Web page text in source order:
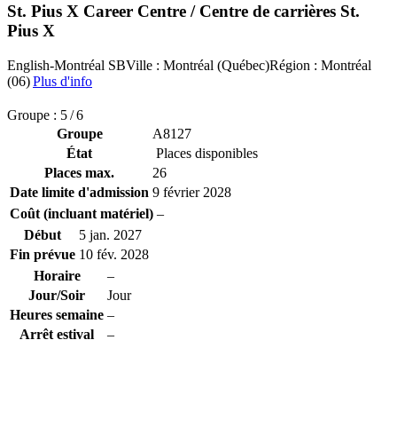
St. Pius X Career Centre / Centre de carrières St.
Pius X
English-Montréal SBVille : Montréal (Québec)Région : Montréal
(06)Plus d'info
Groupe : 5 / 6
Groupe
A8127
État
Places disponibles
Places max.
26
Date limite d'admission 9 février 2028
Coût (incluant matériel) –
Début
5 jan. 2027
Fin prévue 10 fév. 2028
Horaire
–
Jour/Soir
Jour
Heures semaine –
Arrêt estival
–